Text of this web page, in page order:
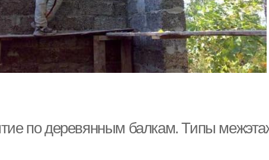
по деревянным балкам. Типы